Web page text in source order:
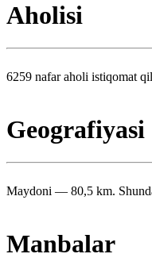
Aholisi
6259 nafar aholi istiqomat
Geografiyasi
Maydoni — 80,5 km.
Manbalar